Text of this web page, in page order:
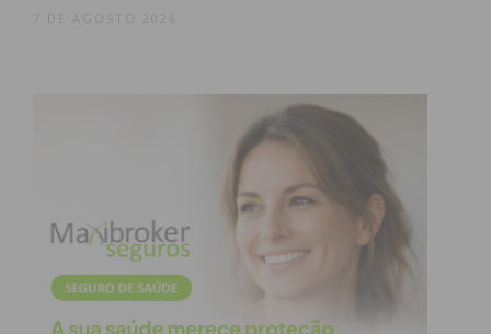
Projeto INFURI
Furniture Industry in the era of circular economy)
arrancou em 2020 e terminará este ano. Conta com
nove organizações de sete países Europeus (Países
Baixos, Polónia, Grécia, Itália, Eslovénia, Espanha e
Portugal). Em Portugal, a organização responsável
pelo projeto e pelo evento é a Virtual Campus, uma
empresa de desenvolvimento, formação e
consultoria nas áreas de Tecnologia de
7 DE AGOSTO 2026